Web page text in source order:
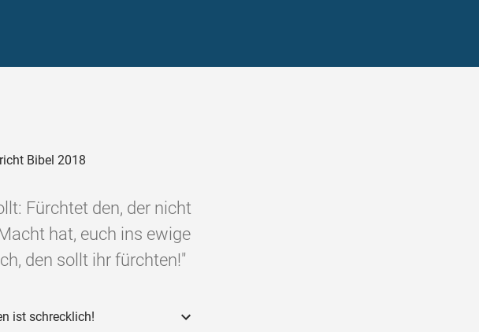
Bibel 2018
Fürchtet den, der nicht
hat, euch ins ewige
den sollt ihr fürchten!"
ist schrecklich!